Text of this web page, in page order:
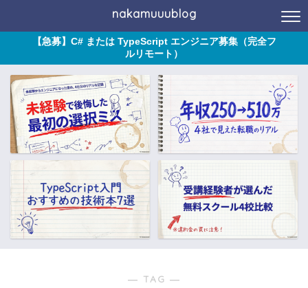
nakamuuublog
【急募】C# または TypeScript エンジニア募集（完全フ
ルリモート）
― TAG ―